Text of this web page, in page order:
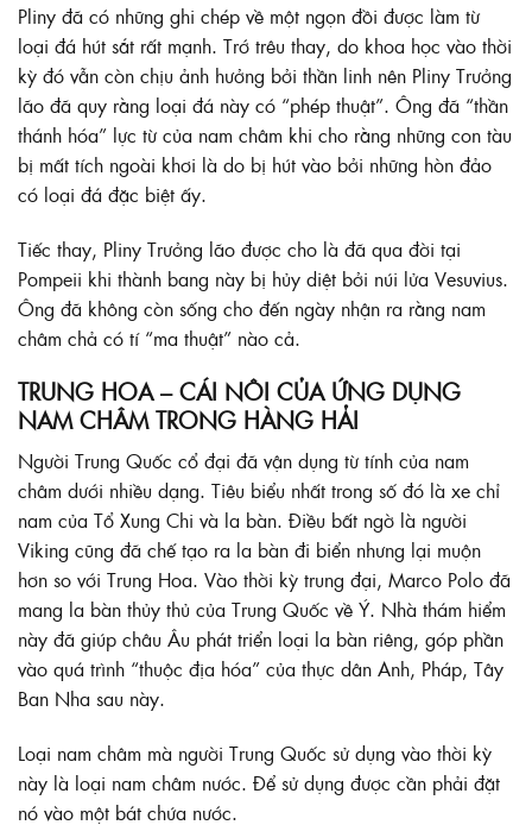
Pliny đã có những ghi chép về một ngọn đồi được làm từ
loại đá hút sắt rất mạnh. Trớ trêu thay, do khoa học vào thời
kỳ đó vẫn còn chịu ảnh hưởng bởi thần linh nên Pliny Trưởng
lão đã quy rằng loại đá này có “phép thuật”. Ông đã “thần
thánh hóa” lực từ của nam châm khi cho rằng những con tàu
bị mất tích ngoài khơi là do bị hút vào bởi những hòn đảo
có loại đá đặc biệt ấy.
Tiếc thay, Pliny Trưởng lão được cho là đã qua đời tại
Pompeii khi thành bang này bị hủy diệt bởi núi lửa Vesuvius.
Ông đã không còn sống cho đến ngày nhận ra rằng nam
châm chả có tí “ma thuật” nào cả.
TRUNG HOA – CÁI NÔI CỦA ỨNG DỤNG
NAM CHÂM TRONG HÀNG HẢI
Người Trung Quốc cổ đại đã vận dụng từ tính của nam
châm dưới nhiều dạng. Tiêu biểu nhất trong số đó là xe chỉ
nam của Tổ Xung Chi và la bàn. Điều bất ngờ là người
Viking cũng đã chế tạo ra la bàn đi biển nhưng lại muộn
hơn so với Trung Hoa. Vào thời kỳ trung đại, Marco Polo đã
mang la bàn thủy thủ của Trung Quốc về Ý. Nhà thám hiểm
này đã giúp châu Âu phát triển loại la bàn riêng, góp phần
vào quá trình “thuộc địa hóa” của thực dân Anh, Pháp, Tây
Ban Nha sau này.
Loại nam châm mà người Trung Quốc sử dụng vào thời kỳ
này là loại nam châm nước. Để sử dụng được cần phải đặt
nó vào một bát chứa nước.